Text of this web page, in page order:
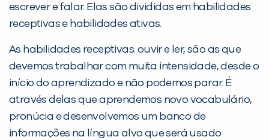
escrever e falar. Elas são divididas em habilidades
receptivas e habilidades ativas.
As habilidades receptivas: ouvir e ler, são as que
devemos trabalhar com muita intensidade, desde o
início do aprendizado e não podemos parar. É
através delas que aprendemos novo vocabulário,
pronúcia e desenvolvemos um banco de
informações na língua alvo que será usado
VOLTAR